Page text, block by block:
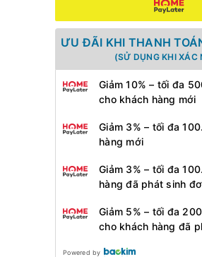
ƯU ĐÃI KHI THANH
(SỬ DỤNG KHI XÁC
Giảm 10% – tối đa
cho khách hàng mới
Giảm 3% – tối đa
hàng mới
Giảm 3% – tối đa
hàng đã phát sinh
Giảm 5% – tối đa
cho khách hàng đã
Powered by